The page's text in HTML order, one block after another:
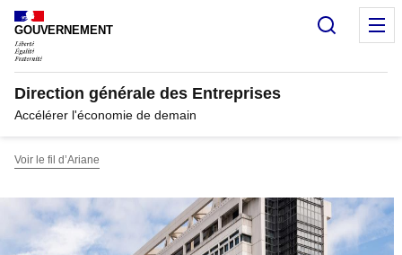
Panneau de gestion des cookies
GOUVERNEMENT
Direction générale des Entreprises
Accélérer l'économie de demain
Voir le fil d’Ariane